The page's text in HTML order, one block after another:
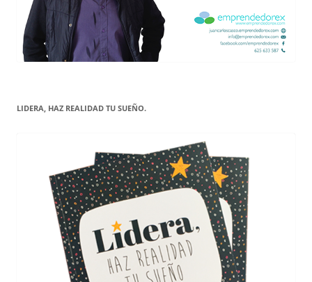
LIDERA, HAZ REALIDAD TU SUEÑO.